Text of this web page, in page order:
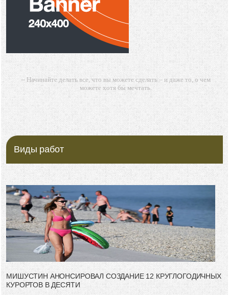
-- Начинайте делать все, что вы можете сделать – и даже то, о чем
можете хотя бы мечтать.
-- Все дело в мыслях. Мысль — начало всего. И мыслями можно
управлять. И поэтому главное дело совершенствования: работать над
мыслями.
-- Идите уверенно по направлению к мечте. Живите той жизнью,
глупость. Из всех страхов самый пугающий — самолюбование.
-- Лучшее, что можно сделать с хорошим советом, это пропустить его
мимо ушей. Он никогда не бывает полезен никому, кроме того, кто его
-- Люблю давать советы и очень не люблю, когда их дают мне.
Виды работ
МИШУСТИН АНОНСИРОВАЛ СОЗДАНИЕ 12 КРУГЛОГОДИЧНЫХ
КУРОРТОВ В ДЕСЯТИ